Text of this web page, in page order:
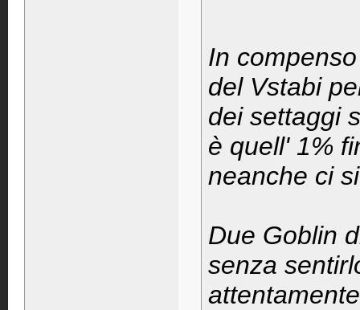
In
del Vstabi
dei settaggi
è quell' 1%
neanche ci
Due Goblin
senza